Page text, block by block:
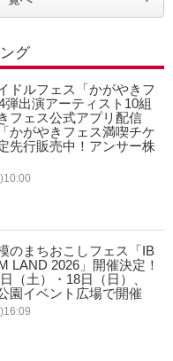
グ
ドルフェス「かがやきフ
弾出演アーティスト10組
フェス公式アプリ配信
かがやきフェス満喫チケ
先行販売中！アンサー株
のまちおこしフェス「IB
LAND 2026」開催決定！
（土）・18日（日）、
園イベント広場で開催